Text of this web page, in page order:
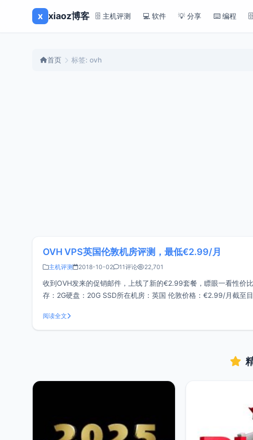
x xiaoz博客 🗄️ 主机评测 💻 软件 💡 分享 ⌨️ 编程
首页 标签: ovh
OVH VPS英国伦敦机房评测，最低€2.99/月
主机评测 2018-10-02 11评论 22,701
收到OVH发来的促销邮件，上线了新的€2.99套餐，瞟眼一看性价
存：2G硬盘：20G SSD所在机房：英国 伦敦价格：€2.99/月截至
阅读全文